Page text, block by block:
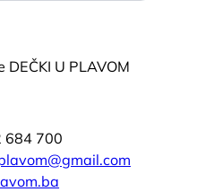
U PLAVOM
684 700